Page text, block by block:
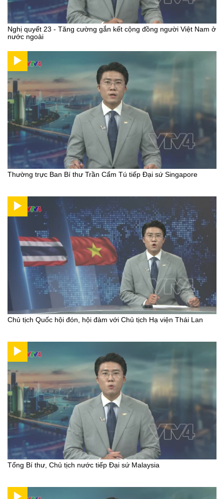
Nghị quyết 23 - Tăng cường gắn kết cộng đồng người Việt Nam ở
nước ngoài
Thường trực Ban Bí thư Trần Cẩm Tú tiếp Đại sứ Singapore
Chủ tịch Quốc hội đón, hội đàm với Chủ tịch Hạ viện Thái Lan
Tổng Bí thư, Chủ tịch nước tiếp Đại sứ Malaysia